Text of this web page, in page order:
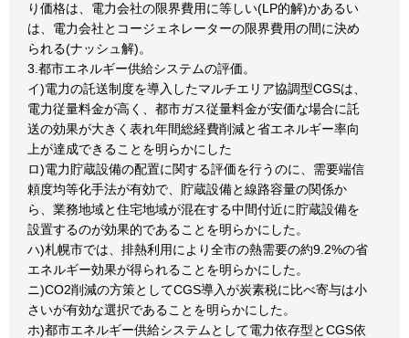
り価格は、電力会社の限界費用に等しい(LP的解)かあるい
は、電力会社とコージェネレーターの限界費用の間に決め
られる(ナッシュ解)。
3.都市エネルギー供給システムの評価。
イ)電力の託送制度を導入したマルチエリア協調型CGSは、
電力従量料金が高く、都市ガス従量料金が安価な場合に託
送の効果が大きく表れ年間総経費削減と省エネルギー率向
上が達成できることを明らかにした
ロ)電力貯蔵設備の配置に関する評価を行うのに、需要端信
頼度均等化手法が有効で、貯蔵設備と線路容量の関係か
ら、業務地域と住宅地域が混在する中間付近に貯蔵設備を
設置するのが効果的であることを明らかにした。
ハ)札幌市では、排熱利用により全市の熱需要の約9.2%の省
エネルギー効果が得られることを明らかにした。
ニ)CO2削減の方策としてCGS導入が炭素税に比べ寄与は小
さいが有効な選択であることを明らかにした。
ホ)都市エネルギー供給システムとして電力依存型とCGS依